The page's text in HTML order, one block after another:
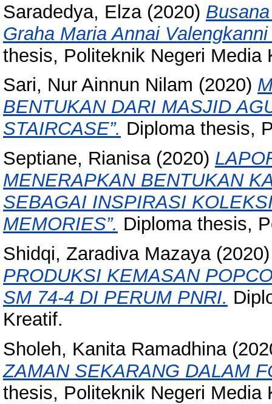
Saradedya, Elza(2020)
Graha Maria Annai
thesis, Politeknik Negeri Media
Sari, Nur Ainnun Nilam (2020)
BENTUKAN DARI MASJID
STAIRCASE”. Diploma thesis,
Septiane, Rianisa(2020)
MENERAPKAN BENTUKAN
SEBAGAI INSPIRASI
MEMORIES”. Diploma thesis,
Shidqi, Zaradiva Mazaya
PRODUKSI KEMASAN
SM 74-4 DI PERUM PNRI.
Kreatif.
Sholeh, Kanita Ramadhina
ZAMAN SEKARANG DALAM
thesis, Politeknik Negeri Media